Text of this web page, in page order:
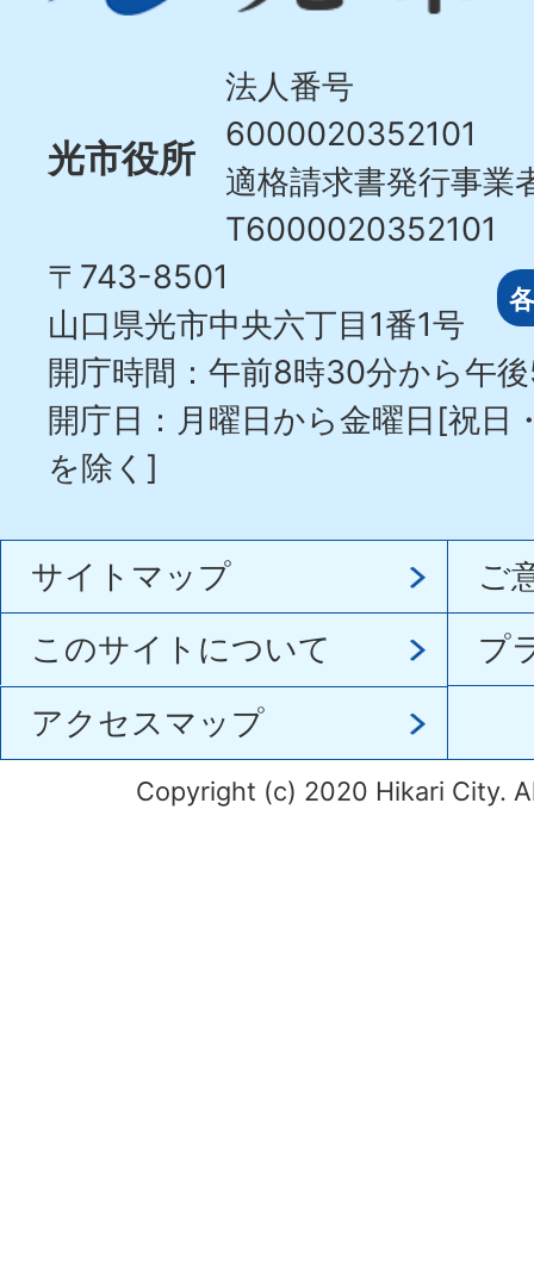
Hikari
光市役所
法人番号
6000020352101
適格請求書発行事業
T6000020352101
〒743-8501
山口県光市中央六丁目1番1号
開庁時間：午前8時30分から午
開庁日：月曜日から金曜日[祝日
を除く]
サイトマップ
ご
このサイトについて
プ
アクセスマップ
Copyright (c) 2020 Hikari City.